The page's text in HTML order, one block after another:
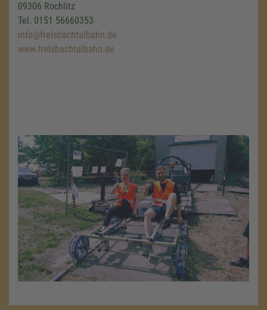
09306 Rochlitz
Tel. 0151 56660353
info@frelsbachtalbahn.de
www.frelsbachtalbahn.de